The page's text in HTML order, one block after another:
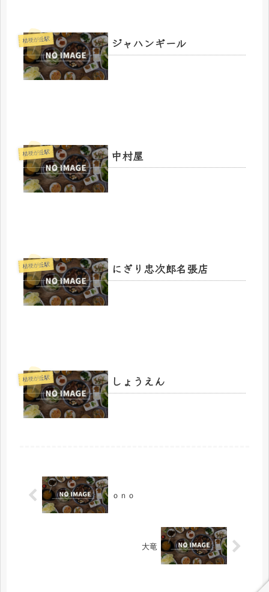
桔梗が丘駅 ジャハンギール
桔梗が丘駅 中村屋
桔梗が丘駅 にぎり忠次郎名張店
桔梗が丘駅 しょうえん
ｏｎｏ
大竜